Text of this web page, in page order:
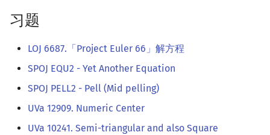
习题
LOJ 6687.「Project Euler 66」解方程
SPOJ EQU2 - Yet Another Equation
SPOJ PELL2 - Pell (Mid pelling)
UVa 12909. Numeric Center
UVa 10241. Semi-triangular and also Square